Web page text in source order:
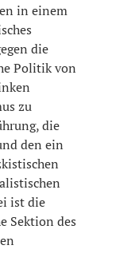
in einem
die
Politik von
zu
die
den ein
ist die
Sektion des